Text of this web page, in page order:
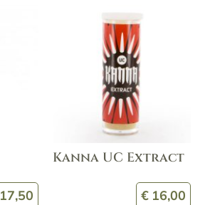
17,50
Kanna UC Extract
€ 16,00